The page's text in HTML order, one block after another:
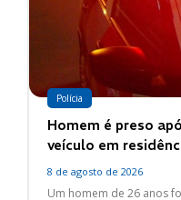
Polícia
Homem é preso
veículo em
8 de agosto de 2026
Um homem de 26 anos